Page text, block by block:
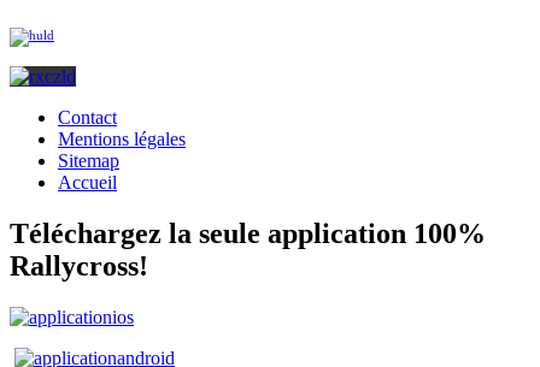
Contact
Mentions légales
Sitemap
Accueil
Téléchargez la seule application 100%
Rallycross!